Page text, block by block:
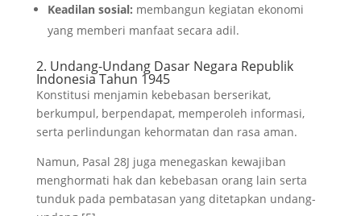
Keadilan sosial: membangun kegiatan ekonomi
yang memberi manfaat secara adil.
2. Undang-Undang Dasar Negara Republik
Indonesia Tahun 1945
Konstitusi menjamin kebebasan berserikat,
berkumpul, berpendapat, memperoleh informasi,
serta perlindungan kehormatan dan rasa aman.
Namun, Pasal 28J juga menegaskan kewajiban
menghormati hak dan kebebasan orang lain serta
tunduk pada pembatasan yang ditetapkan undang-